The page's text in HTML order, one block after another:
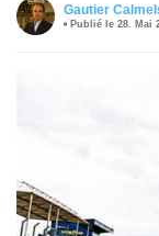
Gautier
Publié le 28. Mai